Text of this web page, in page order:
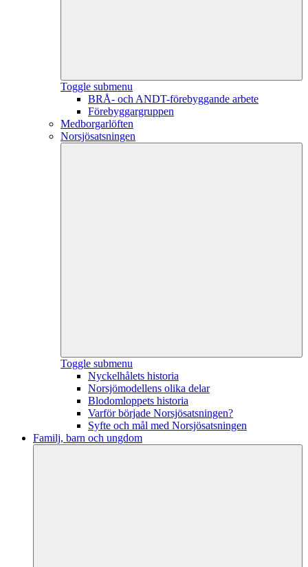
Toggle submenu
BRÅ- och ANDT-förebyggande arbete
Förebyggargruppen
Medborgarlöften
Norsjösatsningen
Toggle submenu
Nyckelhålets historia
Norsjömodellens olika delar
Blodomloppets historia
Varför började Norsjösatsningen?
Syfte och mål med Norsjösatsningen
Familj, barn och ungdom